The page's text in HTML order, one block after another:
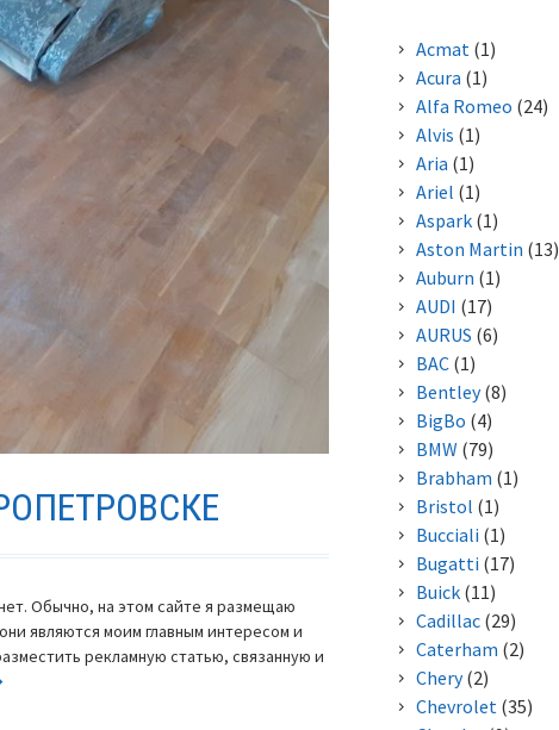
Обычно, на этом сайте я размещаю
являются моим главным интересом и
рекламную статью, связанную и
ПАНЕЛЬ
Acmat (1)
Acura (1)
Alfa Romeo (24)
Alvis (1)
Aria (1)
Ariel (1)
Aspark(1)
Aston Martin (13)
Auburn (1)
AUDI (17)
AURUS (6)
BAC(1)
Bentley(8)
BigBo (4)
BMW (79)
Brabham (1)
Bristol (1)
Bucciali (1)
Bugatti (17)
Buick(11)
Cadillac(29)
Caterham (2)
Chery(2)
Chevrolet (35)